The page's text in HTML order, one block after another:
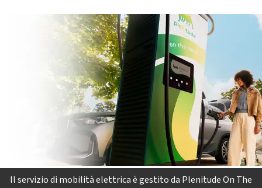
Il servizio di mobilità elettrica è gestito da Plenitude On The